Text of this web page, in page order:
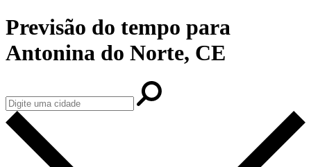
Previsão do tempo para
Antonina do Norte, CE